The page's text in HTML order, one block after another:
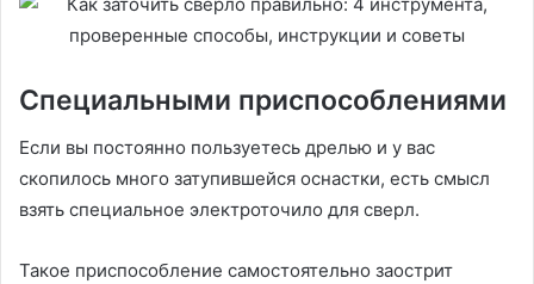
Специальными приспособлениями
Если вы постоянно пользуетесь дрелью и у вас
скопилось много затупившейся оснастки, есть смысл
взять специальное электроточило для сверл.
Такое приспособление самостоятельно заострит